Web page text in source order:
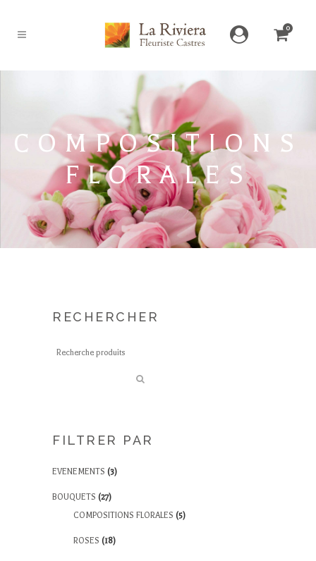
0
COMPOSITIONS
FLORALES
RECHERCHER
FILTRER PAR
EVENEMENTS (3)
BOUQUETS (27)
COMPOSITIONS FLORALES (5)
ROSES (18)